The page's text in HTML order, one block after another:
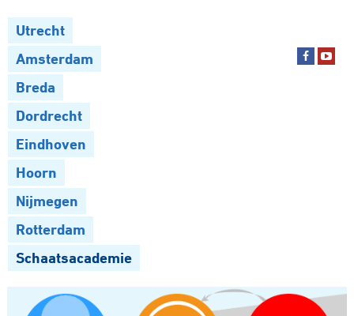
Utrecht
Amsterdam
Breda
Dordrecht
Eindhoven
Hoorn
Nijmegen
Rotterdam
Schaatsacademie